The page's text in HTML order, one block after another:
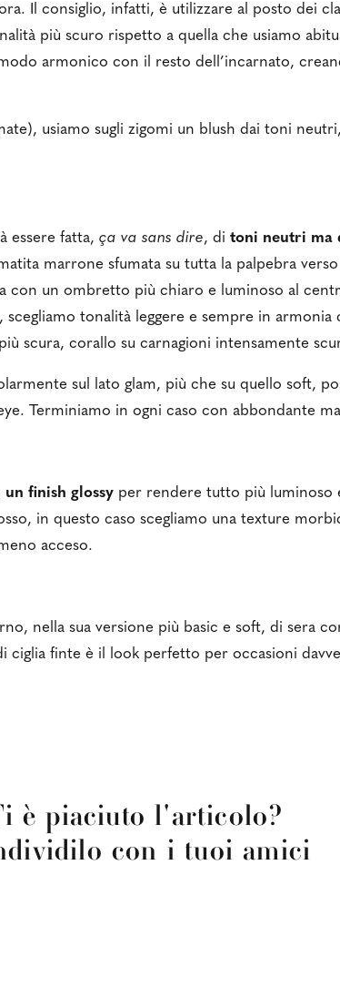
Il consiglio, infatti, è utilizzare al posto dei
più scuro rispetto a quella che usiamo
armonico con il resto dell’incarnato,
usiamo sugli zigomi un blush dai toni
essere fatta,ça va sans dire, ditoni neutri ma
marrone sfumata su tutta la palpebra
con un ombretto più chiaro e luminoso al
tonalità leggere e sempre in armonia
scura, corallo su carnagioni intensamente
sul lato glam, più che su quello soft,
Terminiamo in ogni caso con abbondante
un finish glossy per rendere tutto più luminoso
in questo caso scegliamo una texture
acceso.
nella sua versione più basic e soft, di sera
ciglia finte è il look perfetto per occasioni
è piaciuto l'articolo?
con i tuoi amici